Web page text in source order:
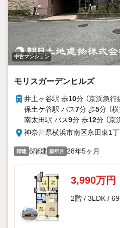
中古マンション
モリスガーデンヒルズ
井土ヶ谷駅 歩10分 （京浜急行
保土ケ谷駅 バス7分 歩5分 （
南太田駅 バス9分 歩12分 （京
神奈川県横浜市南区永田東1丁
階建 6階建 築年月 28年5ヶ月
3,990万円
2階 / 3LDK /